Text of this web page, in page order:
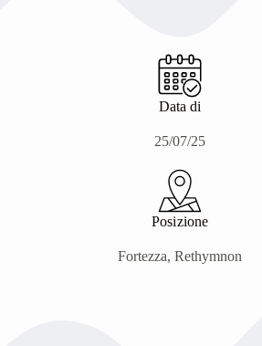
Data di
25/07/25
Posizione
Fortezza, Rethymnon